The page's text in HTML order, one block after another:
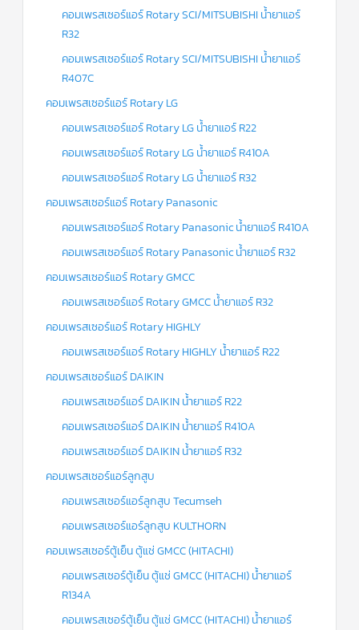
คอมเพรสเซอร์แอร์ Rotary SCI/MITSUBISHI น้ำยาแอร์
R32
คอมเพรสเซอร์แอร์ Rotary SCI/MITSUBISHI น้ำยาแอร์
R407C
คอมเพรสเซอร์แอร์ Rotary LG
คอมเพรสเซอร์แอร์ Rotary LG น้ำยาแอร์ R22
คอมเพรสเซอร์แอร์ Rotary LG น้ำยาแอร์ R410A
คอมเพรสเซอร์แอร์ Rotary LG น้ำยาแอร์ R32
คอมเพรสเซอร์แอร์ Rotary Panasonic
คอมเพรสเซอร์แอร์ Rotary Panasonic น้ำยาแอร์ R410A
คอมเพรสเซอร์แอร์ Rotary Panasonic น้ำยาแอร์ R32
คอมเพรสเซอร์แอร์ Rotary GMCC
คอมเพรสเซอร์แอร์ Rotary GMCC น้ำยาแอร์ R32
คอมเพรสเซอร์แอร์ Rotary HIGHLY
คอมเพรสเซอร์แอร์ Rotary HIGHLY น้ำยาแอร์ R22
คอมเพรสเซอร์แอร์ DAIKIN
คอมเพรสเซอร์แอร์ DAIKIN น้ำยาแอร์ R22
คอมเพรสเซอร์แอร์ DAIKIN น้ำยาแอร์ R410A
คอมเพรสเซอร์แอร์ DAIKIN น้ำยาแอร์ R32
คอมเพรสเซอร์แอร์ลูกสูบ
คอมเพรสเซอร์แอร์ลูกสูบ Tecumseh
คอมเพรสเซอร์แอร์ลูกสูบ KULTHORN
คอมเพรสเซอร์ตู้เย็น ตู้แช่ GMCC (HITACHI)
คอมเพรสเซอร์ตู้เย็น ตู้แช่ GMCC (HITACHI) น้ำยาแอร์
R134A
คอมเพรสเซอร์ตู้เย็น ตู้แช่ GMCC (HITACHI) น้ำยาแอร์